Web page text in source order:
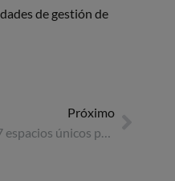
de gestión de
Próximo
7 espacios únicos para eventos en Suecia